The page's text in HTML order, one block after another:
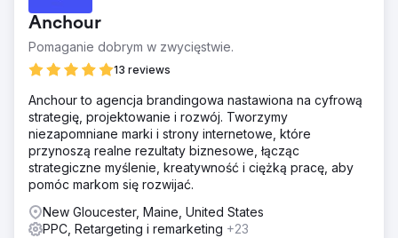
Rozwiązanie
WordPress przed rozpoczęciem zarządzania SEO i
Google Ads.
Wyniki
Klient był zszokowany skutecznością naszego programu i
wysoką jakością projektów remodelingowych, z którymi
jego zespół codziennie pracuje. Klient zaobserwował 4-
krotny przychód w ciągu dwóch lat trwania programu.
Przejdź do strony agencji
Anchour
Pomaganie dobrym w zwycięstwie.
13 reviews
Anchour to agencja brandingowa nastawiona na cyfrową
strategię, projektowanie i rozwój. Tworzymy
niezapomniane marki i strony internetowe, które
przynoszą realne rezultaty biznesowe, łącząc
strategiczne myślenie, kreatywność i ciężką pracę, aby
pomóc markom się rozwijać.
New Gloucester, Maine, United States
PPC, Retargeting i remarketing +23